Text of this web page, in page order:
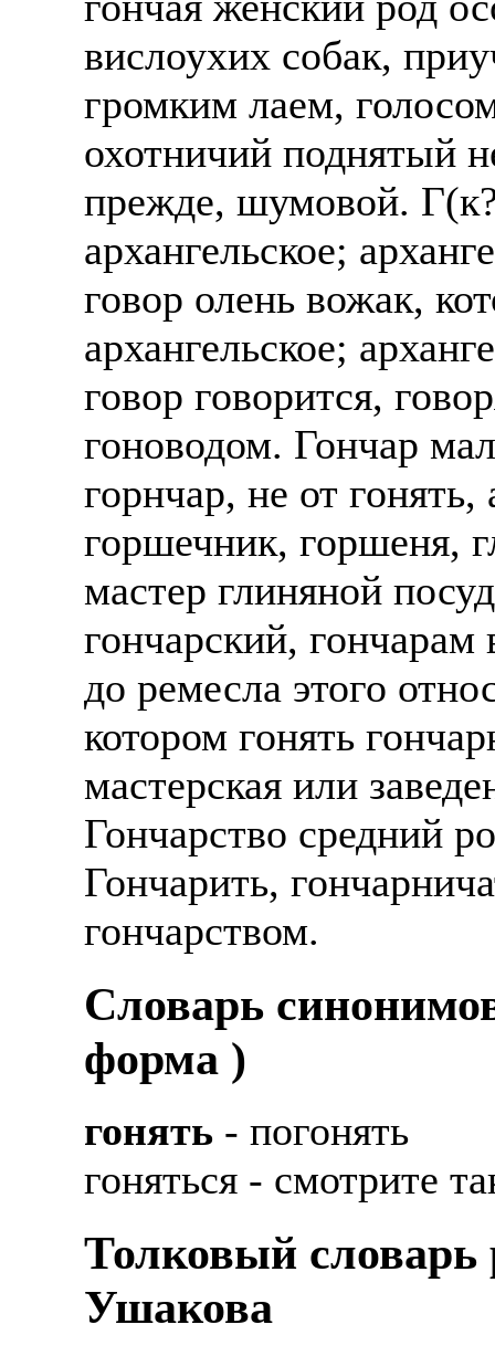
вислоухих собак,
громким лаем,
охотничий поднятый
прежде, шумовой.
архангельское;
говор олень вожак,
архангельское;
говор говорится,
гоноводом. Гончар
горнчар, не от
горшечник, горшеня,
мастер глиняной
гончарский,
до ремесла этого
котором гонять
мастерская или
Гончарство средний
Гончарить,
гончарством.
Cловарь
форма )
гонять - погонять
гоняться - смотрите
Толковый словарь
Ушакова